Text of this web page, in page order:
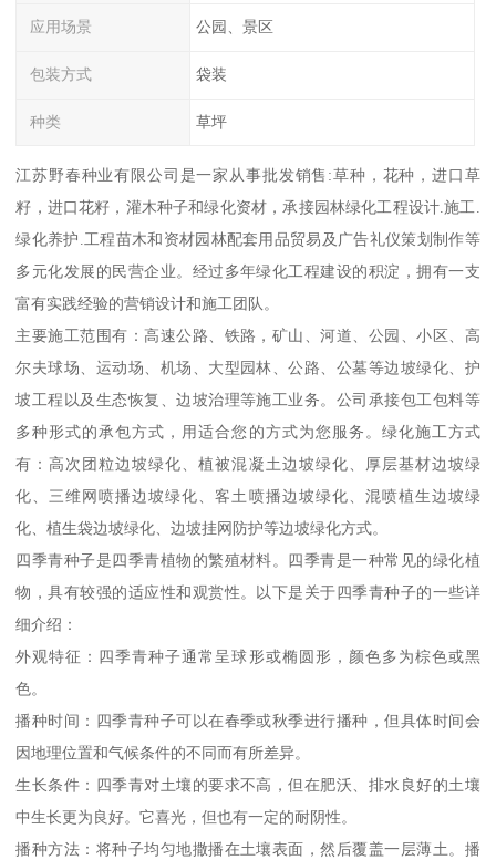
应用场景 公园、景区
包装方式 袋装
种类 草坪
江苏野春种业有限公司是一家从事批发销售:草种，花种，进口草
籽，进口花籽，灌木种子和绿化资材，承接园林绿化工程设计.施工.
绿化养护.工程苗木和资材园林配套用品贸易及广告礼仪策划制作等
多元化发展的民营企业。经过多年绿化工程建设的积淀，拥有一支
富有实践经验的营销设计和施工团队。
主要施工范围有：高速公路、铁路，矿山、河道、公园、小区、高
尔夫球场、运动场、机场、大型园林、公路、公墓等边坡绿化、护
坡工程以及生态恢复、边坡治理等施工业务。公司承接包工包料等
多种形式的承包方式，用适合您的方式为您服务。绿化施工方式
有：高次团粒边坡绿化、植被混凝土边坡绿化、厚层基材边坡绿
化、三维网喷播边坡绿化、客土喷播边坡绿化、混喷植生边坡绿
化、植生袋边坡绿化、边坡挂网防护等边坡绿化方式。
四季青种子是四季青植物的繁殖材料。四季青是一种常见的绿化植
物，具有较强的适应性和观赏性。以下是关于四季青种子的一些详
细介绍：
外观特征：四季青种子通常呈球形或椭圆形，颜色多为棕色或黑
色。
播种时间：四季青种子可以在春季或秋季进行播种，但具体时间会
因地理位置和气候条件的不同而有所差异。
生长条件：四季青对土壤的要求不高，但在肥沃、排水良好的土壤
中生长更为良好。它喜光，但也有一定的耐阴性。
播种方法：将种子均匀地撒播在土壤表面，然后覆盖一层薄土。播